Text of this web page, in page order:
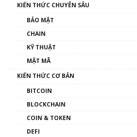
KIẾN THỨC CHUYÊN SÂU
BẢO MẬT
CHAIN
KỸ THUẬT
MẬT MÃ
KIẾN THỨC CƠ BẢN
BITCOIN
BLOCKCHAIN
COIN & TOKEN
DEFI